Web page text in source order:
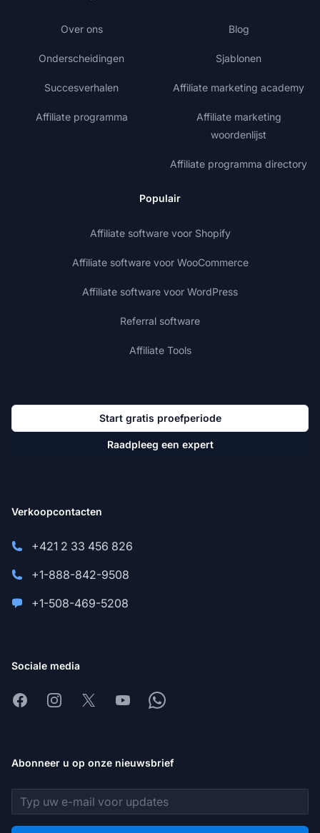
Over ons
Onderscheidingen
Succesverhalen
Affiliate programma
Blog
Sjablonen
Affiliate marketing academy
Affiliate marketing
woordenlijst
Affiliate programma directory
Populair
Affiliate software voor Shopify
Affiliate software voor WooCommerce
Affiliate software voor WordPress
Referral software
Affiliate Tools
Start gratis proefperiode
Raadpleeg een expert
Verkoopcontacten
+421 2 33 456 826
+1-888-842-9508
+1-508-469-5208
Sociale media
FacebookInstagram
X YoutubeWhatsapp
Abonneer u op onze nieuwsbrief
E-mailadres